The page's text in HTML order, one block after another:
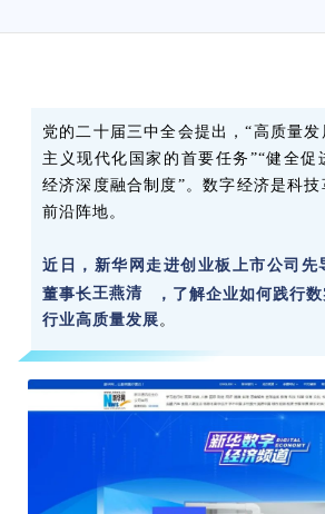
党的二十届三中全会提出，“高质量
主义现代化国家的首要任务”“健全促
经济深度融合制度”。数字经济是科
前沿阵地。
近日，新华网走进创业板上市公司先
董事长王燕清
，了解企业如何践行
行业高质量发展。